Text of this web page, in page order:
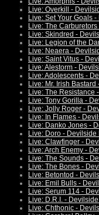
Live: Overkill -
Live: Set Your Goals
Live: The
Live: Skindred -
Live: Legion of the
Live: Neaera -
Live: Saint Vitus -
Live: Alestorm -
Live: Adolescents -
Live: Mr. Irish
Live: The Resistance
Live: Tony Gorilla -
Live: Jolly Roger -
Live: In Flames -
Live: Danko Jones -
Live: Doro -
Live: Clawfinger -
Live: Arch Enemy -
Live: The Sounds -
Live: The Bones -
Live: Betontod -
Live: Emil Bulls -
Live: Serum 114 -
Live: D.R.I. -
Live: Chthonic -